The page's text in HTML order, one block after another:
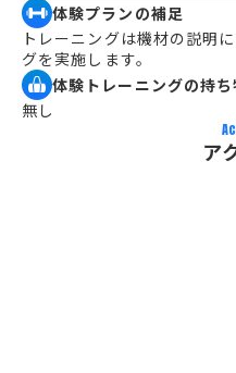
体験プランの補足
トレーニングは機材の説明
グを実施します。
体験トレーニングの持ち
無し
ア